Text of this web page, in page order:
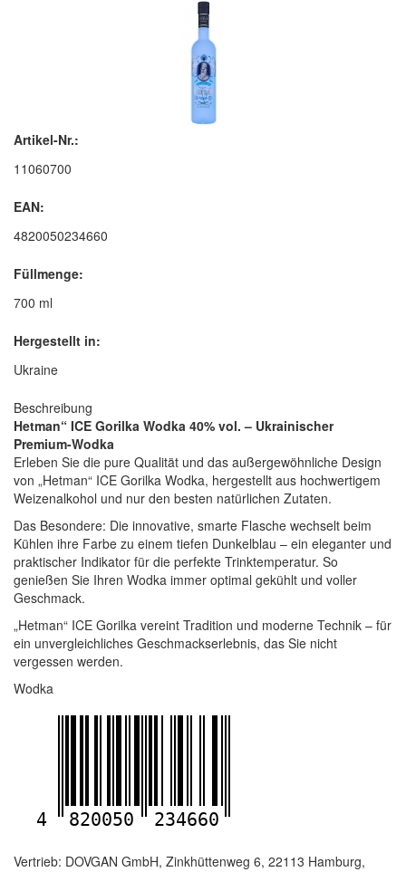
Artikel-Nr.:
11060700
EAN:
4820050234660
Füllmenge:
700 ml
Hergestellt in:
Ukraine
Beschreibung
Hetman“ ICE Gorilka Wodka 40% vol. – Ukrainischer
Premium-Wodka
Erleben Sie die pure Qualität und das außergewöhnliche Design
von „Hetman“ ICE Gorilka Wodka, hergestellt aus hochwertigem
Weizenalkohol und nur den besten natürlichen Zutaten.
Das Besondere: Die innovative, smarte Flasche wechselt beim
Kühlen ihre Farbe zu einem tiefen Dunkelblau – ein eleganter und
praktischer Indikator für die perfekte Trinktemperatur. So
genießen Sie Ihren Wodka immer optimal gekühlt und voller
Geschmack.
„Hetman“ ICE Gorilka vereint Tradition und moderne Technik – für
ein unvergleichliches Geschmackserlebnis, das Sie nicht
vergessen werden.
Wodka
4 820050 234660
Vertrieb: DOVGAN GmbH, Zinkhüttenweg 6, 22113 Hamburg,